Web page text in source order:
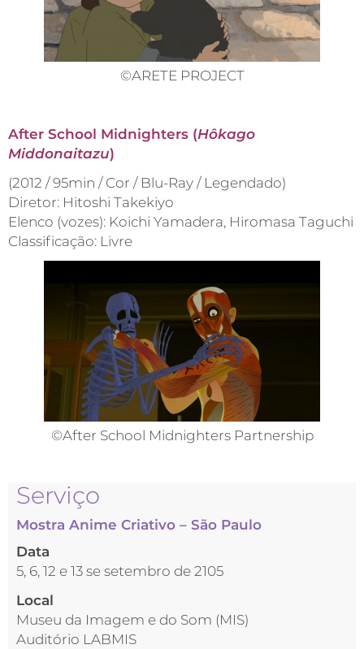
©ARETE PROJECT
After School Midnighters (Hôkago
Middonaitazu)
(2012 / 95min / Cor / Blu-Ray / Legendado)
Diretor: Hitoshi Takekiyo
Elenco (vozes): Koichi Yamadera, Hiromasa Taguchi
Classificação: Livre
©After School Midnighters Partnership
Serviço
Mostra Anime Criativo – São Paulo
Data
5, 6, 12 e 13 se setembro de 2105
Local
Museu da Imagem e do Som (MIS)
Auditório LABMIS